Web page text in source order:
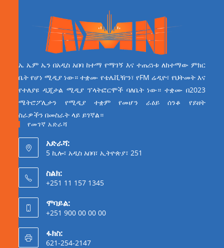
ኤ ኤም ኤን በአዲስ አበባ ከተማ የማገኝ እና ተጠሪነቱ ለከተማው ምክር
ቤት የሆነ ሚዲያ ነው። ተቋሙ የቴሌቪዥን፣ የFM ሬዲዮ፣ የህትመት እና
የተለያዩ ዲጂታል ሚዲያ ፕላትፎርሞች ባለቤት ነው። ተቋሙ በ2023
ሜትሮፖሊታን የሚዲያ ተቋም የመሆን ራዕይ ሰንቆ የይዘት
ስራዎችን በመስራት ላይ ይገኛል።
የመገኛ አድራሻ
አድራሻ:
5 ኪሎ፣ አዲስ አበባ፣ ኢትዮጵያ፣ 251
ስልክ:
+251 11 157 1345
ሞባይል:
+251 900 00 00 00
ፋክስ:
621-254-2147